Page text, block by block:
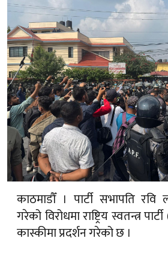
काठमाडौँ । पार्टी सभापति रवि
गरेको विरोधमा राष्ट्रिय स्वतन्त्र
कास्कीमा प्रदर्शन गरेको छ ।